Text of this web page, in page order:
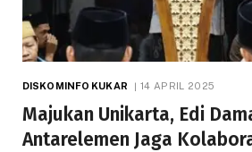
DISKOMINFO KUKAR 14 APRIL 2025
Majukan Unikarta, Edi
Antarelemen Jaga